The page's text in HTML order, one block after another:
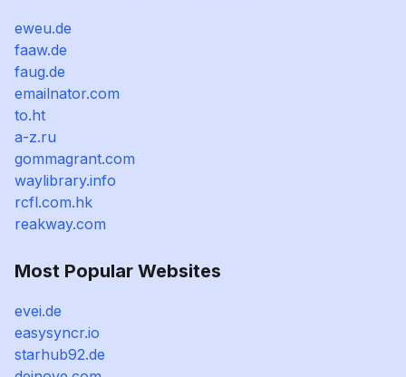
eweu.de
faaw.de
faug.de
emailnator.com
to.ht
a-z.ru
gommagrant.com
waylibrary.info
rcfl.com.hk
reakway.com
Most Popular Websites
evei.de
easysyncr.io
starhub92.de